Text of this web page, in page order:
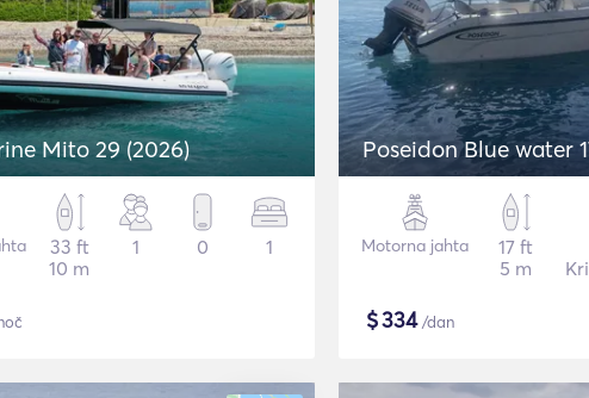
Mito 29 (2026)
33 ft
10 m
1 0 1
Poseidon Blue water
Motorna jahta
17 ft
5 m
$334/dan